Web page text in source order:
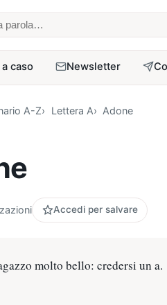
parola
caso Newsletter
A-Z Lettera A Adone
Accedi per salvare
molto bello: credersi un a.